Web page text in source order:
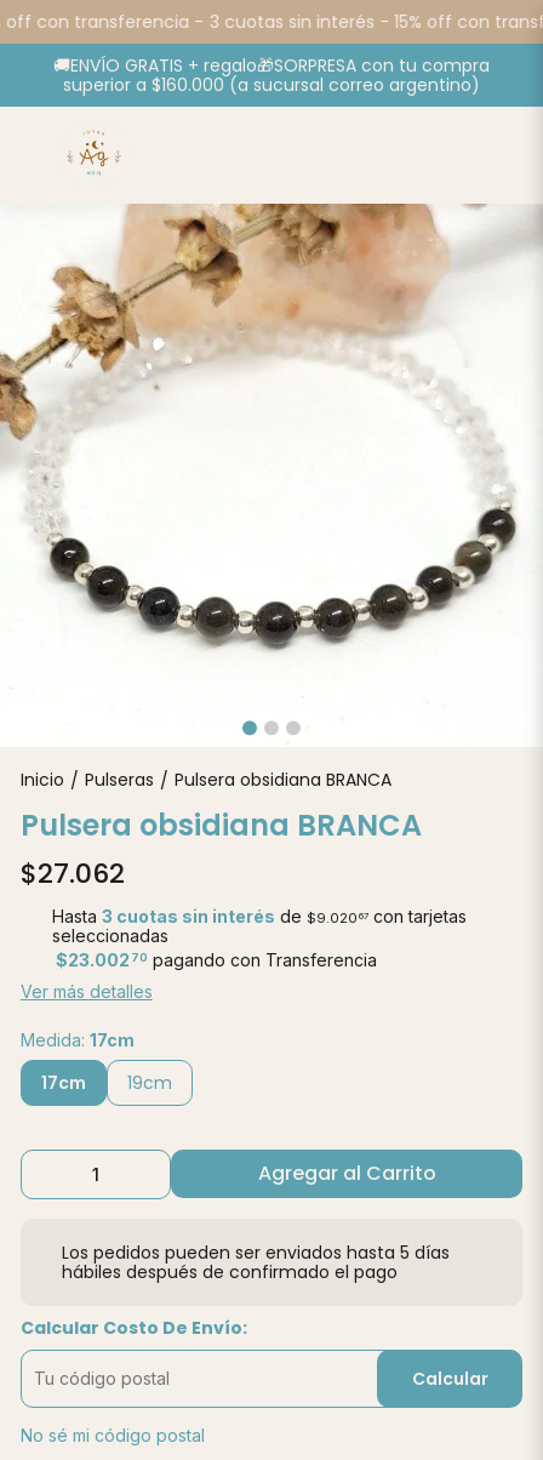
con transferencia - 3 cuotas sin interés - 15% off con
🚚ENVÍO GRATIS + regalo🎁SORPRESA con tu compra
superior a $160.000 (a sucursal correo argentino)
Inicio / Pulseras / Pulsera obsidiana BRANCA
Pulsera obsidiana BRANCA
$27.062
Hasta 3 cuotas sin interés de $9.020 67con tarjetas
seleccionadas
$23.002 70 pagando con Transferencia
Ver más detalles
Medida: 17cm
17cm 19cm
Agregar al Carrito
Los pedidos pueden ser enviados hasta 5 días
hábiles después de confirmado el pago
Calcular Costo De Envío:
Calcular
No sé mi código postal